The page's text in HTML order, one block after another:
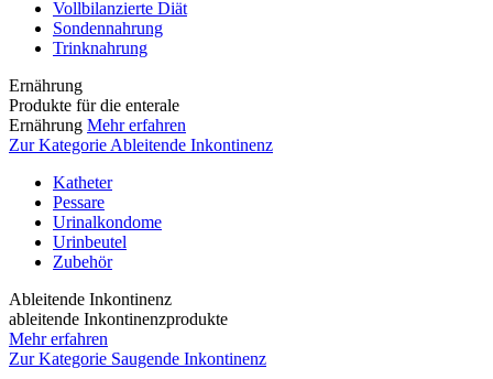
Vollbilanzierte Diät
Sondennahrung
Trinknahrung
Ernährung
Produkte für die enterale
Ernährung Mehr erfahren
Zur Kategorie Ableitende Inkontinenz
Katheter
Pessare
Urinalkondome
Urinbeutel
Zubehör
Ableitende Inkontinenz
ableitende Inkontinenzprodukte
Mehr erfahren
Zur Kategorie Saugende Inkontinenz